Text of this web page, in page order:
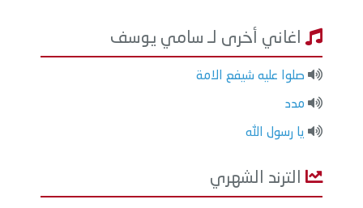
اغاني أخرى لـ سامي يوسف
صلوا عليه شيفع الامة
مدد
يا رسول الله
الترند الشهري